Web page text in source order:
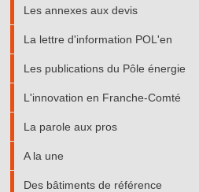
Les annexes aux devis
La lettre d'information POL'en
Les publications du Pôle énergie
L'innovation en Franche-Comté
La parole aux pros
A la une
Des bâtiments de référence